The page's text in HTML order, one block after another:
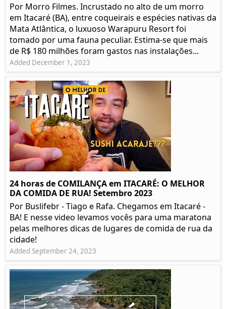
Por Morro Filmes. Incrustado no alto de um morro
em Itacaré (BA), entre coqueirais e espécies nativas da
Mata Atlântica, o luxuoso Warapuru Resort foi
tomado por uma fauna peculiar. Estima-se que mais
de R$ 180 milhões foram gastos nas instalações...
Added December 1, 2023
24 horas de COMILANÇA em ITACARÉ: O MELHOR
DA COMIDA DE RUA! Setembro 2023
Por Buslifebr - Tiago e Rafa. Chegamos em Itacaré -
BA! E nesse video levamos vocês para uma maratona
pelas melhores dicas de lugares de comida de rua da
cidade!
Added September 24, 2023